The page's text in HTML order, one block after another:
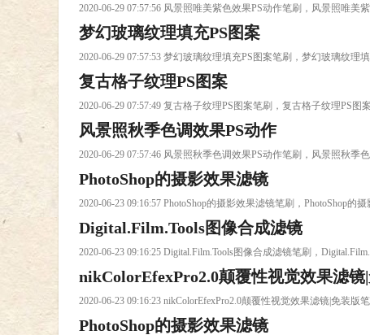
2020-06-29 07:57:56 风景照唯美紫色效果PS动作笔刷，风景照唯美
梦幻玻璃纹理填充PS图案
2020-06-29 07:57:53 梦幻玻璃纹理填充PS图案笔刷，梦幻玻璃纹理
复古格子纹理PS图案
2020-06-29 07:57:49 复古格子纹理PS图案笔刷，复古格子纹理PS图
风景照秋季色调效果PS动作
2020-06-29 07:57:46 风景照秋季色调效果PS动作笔刷，风景照秋季
PhotoShop的摄影效果滤镜
2020-06-23 09:16:57 PhotoShop的摄影效果滤镜笔刷，PhotoShop的
Digital.Film.Tools图像合成滤镜
2020-06-23 09:16:25 Digital.Film.Tools图像合成滤镜笔刷，
nikColorEfexPro2.0颠覆性视觉效果滤镜
2020-06-23 09:16:23 nikColorEfexPro2.0颠覆性视觉效果滤镜|免装
PhotoShop的摄影效果滤镜